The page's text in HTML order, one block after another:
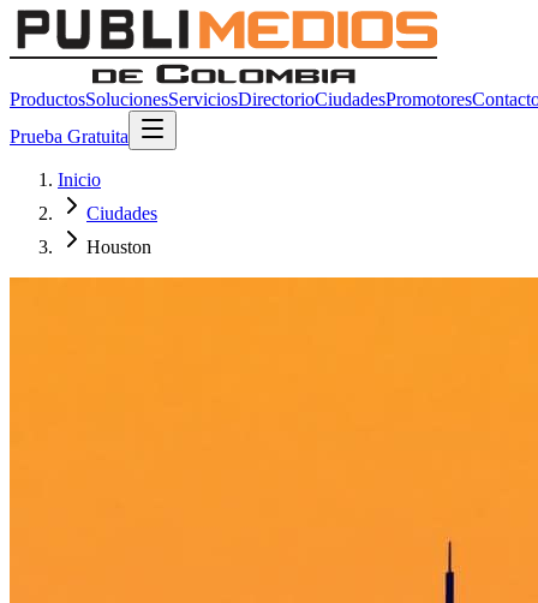
ProductosSolucionesServiciosDirectorioCiudadesPromotores
Prueba Gratuita
Inicio
Ciudades
Houston